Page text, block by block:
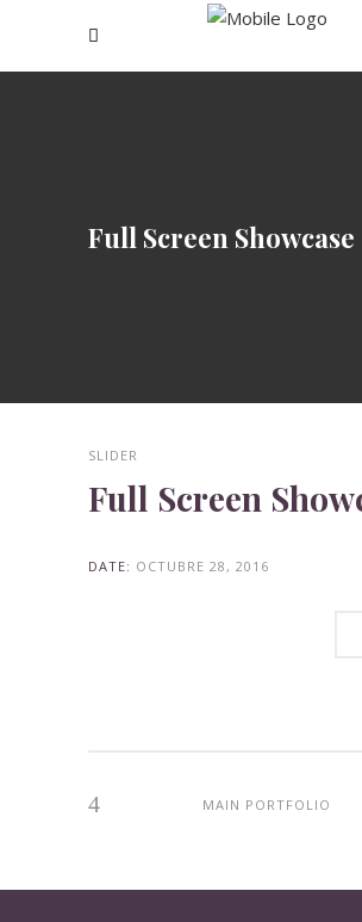
Full Screen Showcase
SLIDER
Full Screen
DATE: OCTUBRE 28, 2016
MAIN PORTFOLIO